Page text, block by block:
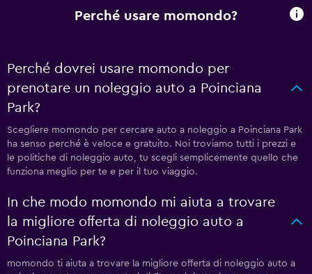
Perché usare momondo?
Perché dovrei usare momondo per
prenotare un noleggio auto a Poinciana
Park?
Scegliere momondo per cercare auto a noleggio a Poinciana Park
ha senso perché è veloce e gratuito. Noi troviamo tutti i prezzi e
le politiche di noleggio auto, tu scegli semplicemente quello che
funziona meglio per te e per il tuo viaggio.
In che modo momondo mi aiuta a trovare
la migliore offerta di noleggio auto a
Poinciana Park?
momondo ti aiuta a trovare la migliore offerta di noleggio auto a